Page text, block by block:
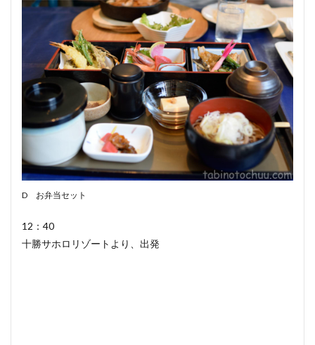
D お弁当セット
12：40
十勝サホロリゾートより、出発